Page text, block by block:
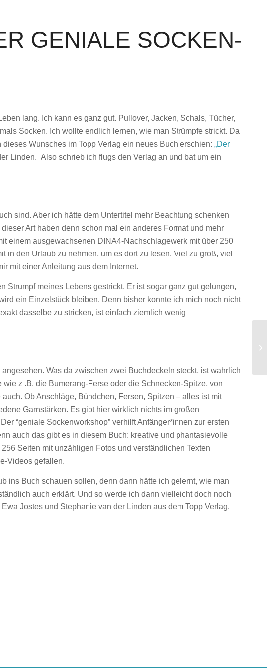
GENIALE SOCKEN-
lang. Ich kann es ganz gut. Pullover, Jacken, Schals, Tücher,
Socken. Ich wollte endlich lernen, wie man Strümpfe strickt. Da
Wunsches im Topp Verlag ein neues Buch erschien: „Der
Linden. Also schrieb ich flugs den Verlag an und bat um ein
sind. Aber ich hätte dem Untertitel mehr Beachtung schenken
Art haben denn schon mal ein anderes Format und mehr
einem ausgewachsenen DINA4-Nachschlagewerk mit über 250
in den Urlaub zu nehmen, um es dort zu lesen. Viel zu groß, viel
mit einer Anleitung aus dem Internet.
Strumpf meines Lebens gestrickt. Er ist sogar ganz gut gelungen,
ein Einzelstück bleiben. Denn bisher konnte ich mich noch nicht
dasselbe zu stricken, ist einfach ziemlich wenig
Was da zwischen zwei Buchdeckeln steckt, ist wahrlich
z .B. die Bumerang-Ferse oder die Schnecken-Spitze, von
Ob Anschläge, Bündchen, Fersen, Spitzen – alles ist mit
Garnstärken. Es gibt hier wirklich nichts im großen
“geniale Sockenworkshop” verhilft Anfänger*innen zur ersten
auch das gibt es in diesem Buch: kreative und phantasievolle
Seiten mit unzähligen Fotos und verständlichen Texten
Videos gefallen.
ins Buch schauen sollen, denn dann hätte ich gelernt, wie man
auch erklärt. Und so werde ich dann vielleicht doch noch
Jostes und Stephanie van der Linden aus dem Topp Verlag.